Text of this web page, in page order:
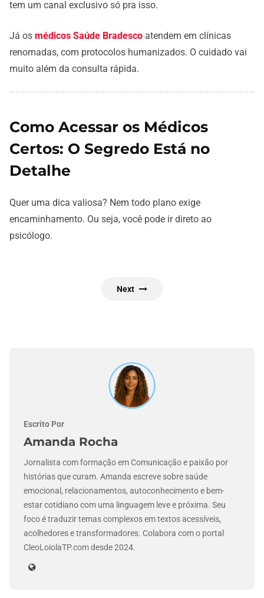
tem um canal exclusivo só pra isso.
Já os médicos Saúde Bradesco atendem em clínicas
renomadas, com protocolos humanizados. O cuidado vai
muito além da consulta rápida.
Como Acessar os Médicos
Certos: O Segredo Está no
Detalhe
Quer uma dica valiosa? Nem todo plano exige
encaminhamento. Ou seja, você pode ir direto ao
psicólogo.
Next
Escrito Por
Amanda Rocha
Jornalista com formação em Comunicação e paixão por
histórias que curam. Amanda escreve sobre saúde
emocional, relacionamentos, autoconhecimento e bem-
estar cotidiano com uma linguagem leve e próxima. Seu
foco é traduzir temas complexos em textos acessíveis,
acolhedores e transformadores. Colabora com o portal
CleoLoiolaTP.com desde 2024.